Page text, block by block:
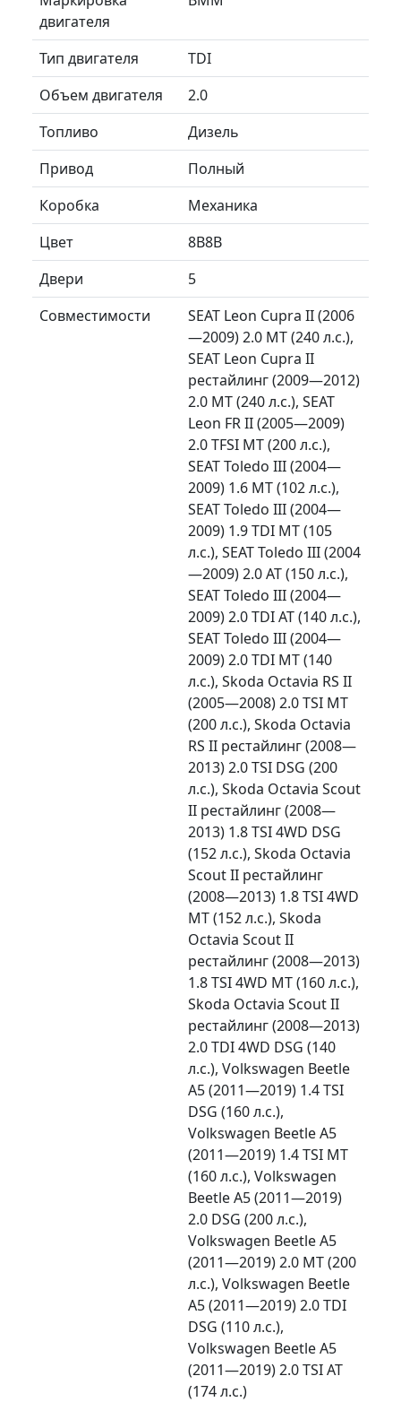
двигателя
Тип двигателя
TDI
Объем двигателя
2.0
Топливо
Дизель
Привод
Полный
Коробка
Механика
Цвет
8B8B
Двери
5
Совместимости
SEAT Leon Cupra II (2006
—2009) 2.0 MT (240 л.с.),
SEAT Leon Cupra II
рестайлинг (2009—2012)
2.0 MT (240 л.с.), SEAT
Leon FR II (2005—2009)
2.0 TFSI MT (200 л.с.),
SEAT Toledo III (2004—
2009) 1.6 MT (102 л.с.),
SEAT Toledo III (2004—
2009) 1.9 TDI MT (105
л.с.), SEAT Toledo III (2004
—2009) 2.0 AT (150 л.с.),
SEAT Toledo III (2004—
2009) 2.0 TDI AT (140 л.с.),
SEAT Toledo III (2004—
2009) 2.0 TDI MT (140
л.с.), Skoda Octavia RS II
(2005—2008) 2.0 TSI MT
(200 л.с.), Skoda Octavia
RS II рестайлинг (2008—
2013) 2.0 TSI DSG (200
л.с.), Skoda Octavia Scout
II рестайлинг (2008—
2013) 1.8 TSI 4WD DSG
(152 л.с.), Skoda Octavia
Scout II рестайлинг
(2008—2013) 1.8 TSI 4WD
MT (152 л.с.), Skoda
Octavia Scout II
рестайлинг (2008—2013)
1.8 TSI 4WD MT (160 л.с.),
Skoda Octavia Scout II
рестайлинг (2008—2013)
2.0 TDI 4WD DSG (140
л.с.), Volkswagen Beetle
A5 (2011—2019) 1.4 TSI
DSG (160 л.с.),
Volkswagen Beetle A5
(2011—2019) 1.4 TSI MT
(160 л.с.), Volkswagen
Beetle A5 (2011—2019)
2.0 DSG (200 л.с.),
Volkswagen Beetle A5
(2011—2019) 2.0 MT (200
л.с.), Volkswagen Beetle
A5 (2011—2019) 2.0 TDI
DSG (110 л.с.),
Volkswagen Beetle A5
(2011—2019) 2.0 TSI AT
(174 л.с.)